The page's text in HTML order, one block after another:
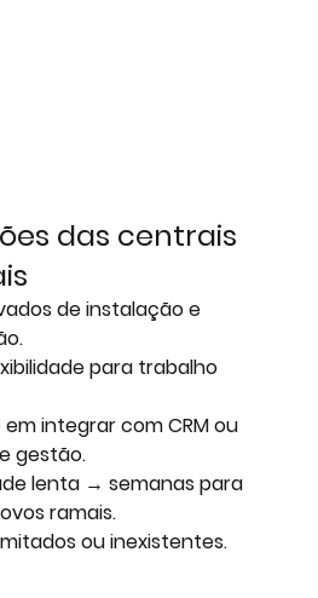
das centrais
de instalação e
para trabalho
integrar com CRM ou
gestão.
lenta → semanas para
ramais.
ou inexistentes.